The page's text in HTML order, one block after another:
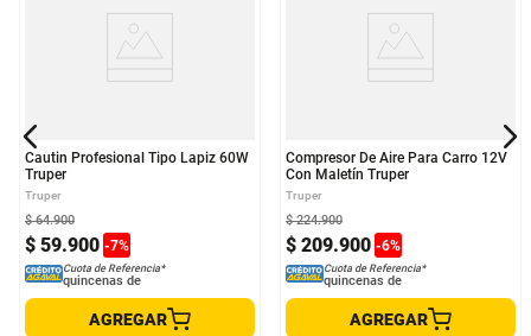
Cautin Profesional Tipo Lapiz 60W
Truper
Truper
$ 59.900 -7%
$ 64.900
Cuota de Referencia*
quincenas de
AGREGAR
Compresor De Aire Para Carro 12V
Con Maletín Truper
Truper
$ 209.900 -6%
$ 224.900
Cuota de Referencia*
quincenas de
AGREGAR